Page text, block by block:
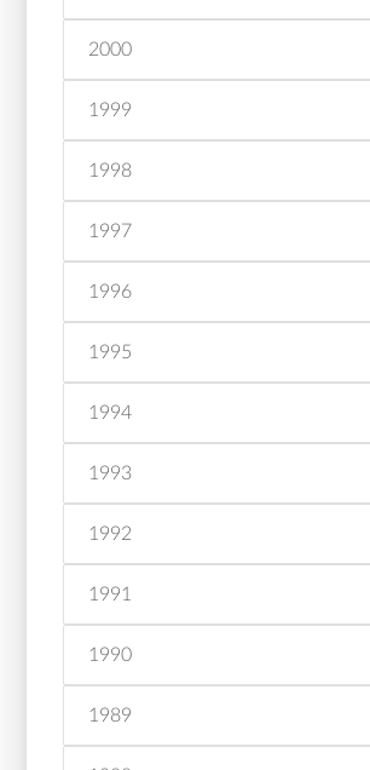
2000
1999
1998
1997
1996
1995
1994
1993
1992
1991
1990
1989